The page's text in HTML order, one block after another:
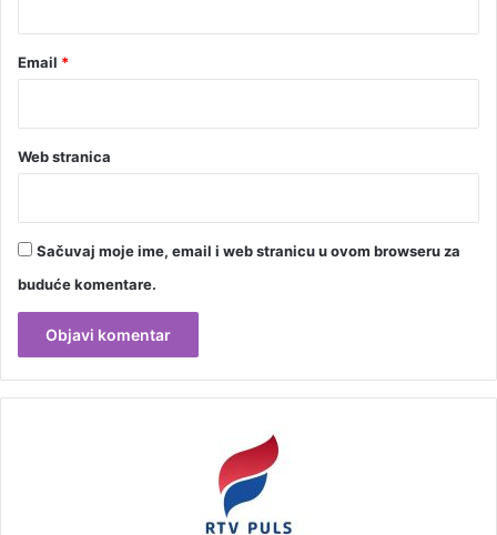
Email *
Web stranica
Sačuvaj moje ime, email i web stranicu u ovom browseru za
buduće komentare.